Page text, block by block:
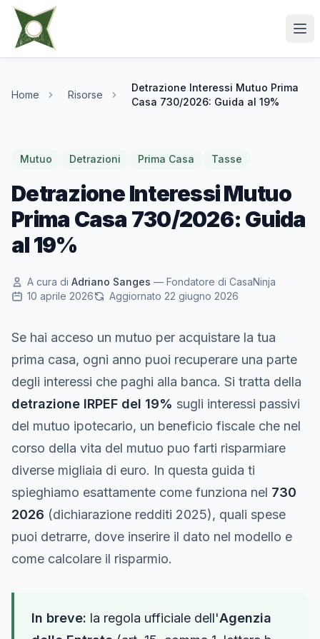
Home Risorse
Detrazione Interessi Mutuo Prima
Casa 730/2026: Guida al 19%
Mutuo Detrazioni Prima Casa Tasse
Detrazione Interessi Mutuo
Prima Casa 730/2026: Guida
al 19%
A cura di Adriano Sanges — Fondatore di CasaNinja
10 aprile 2026
Aggiornato 22 giugno 2026
Se hai acceso un mutuo per acquistare la tua
prima casa, ogni anno puoi recuperare una parte
degli interessi che paghi alla banca. Si tratta della
detrazione IRPEF del 19% sugli interessi passivi
del mutuo ipotecario, un beneficio fiscale che nel
corso della vita del mutuo puo farti risparmiare
diverse migliaia di euro. In questa guida ti
spieghiamo esattamente come funziona nel 730
2026 (dichiarazione redditi 2025), quali spese
puoi detrarre, dove inserire il dato nel modello e
come calcolare il risparmio.
In breve: la regola ufficiale dell'Agenzia